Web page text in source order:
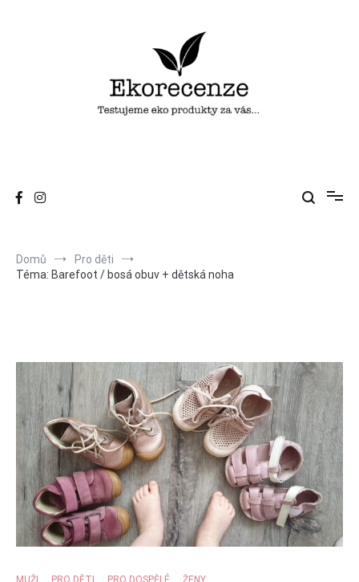
Domů
Pro děti
Téma: Barefoot / bosá obuv + dětská noha